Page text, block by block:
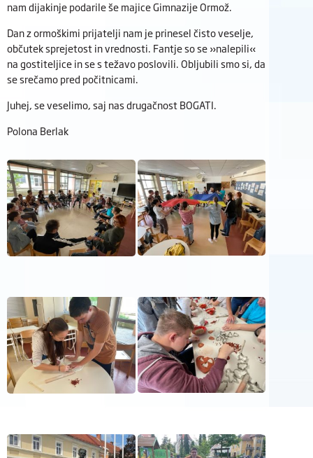
nam dijakinje podarile še majice Gimnazije Ormož.
Dan z ormoškimi prijatelji nam je prinesel čisto veselje,
občutek sprejetost in vrednosti. Fantje so se »nalepili«
na gostiteljice in se s težavo poslovili. Obljubili smo si, da
se srečamo pred počitnicami.
Juhej, se veselimo, saj nas drugačnost BOGATI.
Polona Berlak